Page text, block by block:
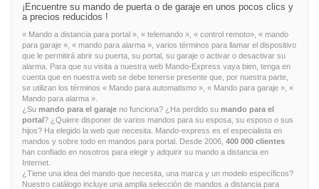
¡Encuentre su mando de puerta o de garaje en unos pocos clics y
a precios reducidos !
« Mando a distancia para portal », « telemando », « control remoto», « mando
para garaje », « mando para alarma », varios términos para llamar el dispositivo
que le permitirá abrir su puerta, su portal, su garaje o activar o desactivar su
alarma. Para que su visita a nuestra web Mando-Express vaya bien, tenga en
cuenta que en nuestra web se debe tenerse presente que, por nuestra parte,
se utilizan los términos « Mando para automatismo », « Mando para garaje », «
Mando para alarma ».
¿Su mando para el garaje no funciona? ¿Ha perdido su mando para el
portal? ¿Quiere disponer de varios mandos para su esposa, su esposo o sus
hijos? Ha elegido la web que necesita. Mando-express es el especialista en
mandos y sobre todo en mandos para portal. Desde 2006, 400 000 clientes
han confiado en nosotros para elegir y adquirir su mando a distancia en
Internet.
¿Tiene una idea del mando que necesita, una marca y un modelo específicos?
Nuestro catálogo incluye una amplia selección de mandos a distancia para